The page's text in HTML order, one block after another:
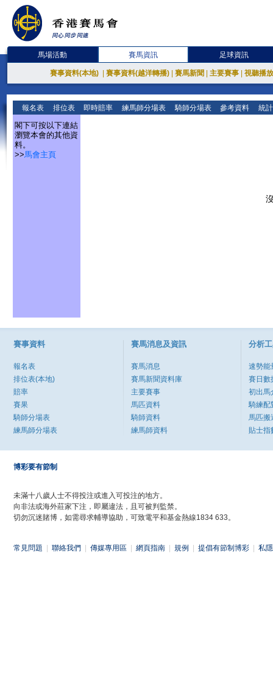
馬場活動 賽馬資訊 足球資訊
賽事資料(本地) 賽事資料(越洋轉播) 賽馬新聞 主要賽事 視聽播
報名表 排位表 即時賠率 練馬師分場表 騎師分場表 參考資料 統
閣下可按以下連結
瀏覽本會的其他資
料。
>>馬會主頁
賽事資料
報名表
排位表(本地)
賠率
賽果
騎師分場表
練馬師分場表
賽馬消息及資訊
賽馬消息
賽馬新聞資料庫
主要賽事
馬匹資料
騎師資料
練馬師資料
分析
速勢能
賽日數
初出馬
騎練配
馬匹搬
貼士指
博彩要有節制
未滿十八歲人士不得投注或進入可投注的地方。
向非法或海外莊家下注，即屬違法，且可被判監禁。
切勿沉迷賭博，如需尋求輔導協助，可致電平和基金熱線1834 633。
常見問題 聯絡我們 傳媒專用區 網頁指南 規例 提倡有節制博彩 私